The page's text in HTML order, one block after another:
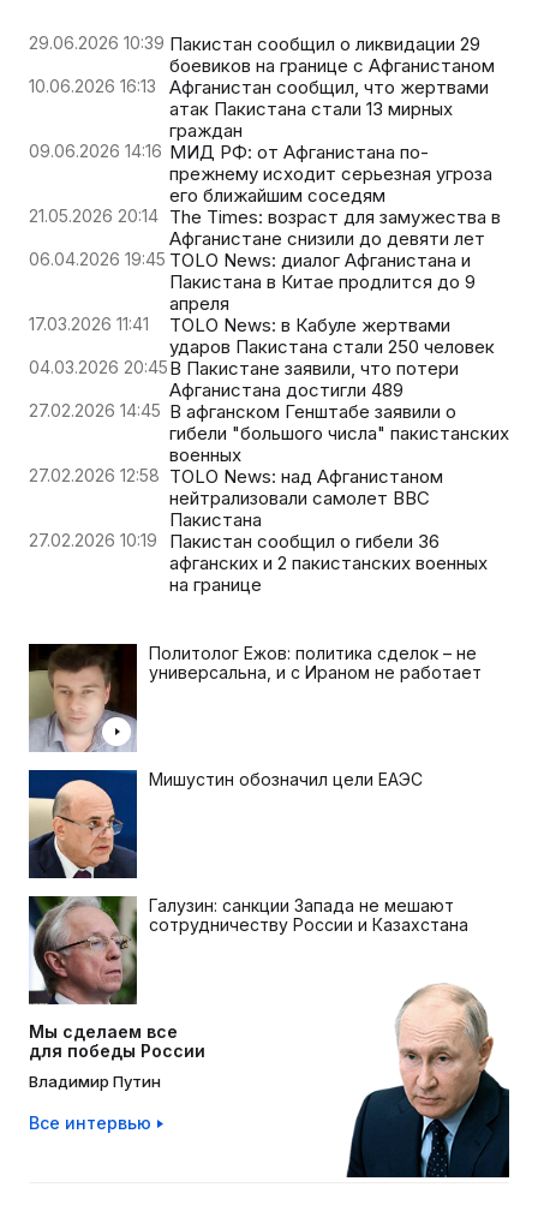
29.06.2026 10:39 Пакистан сообщил о ликвидации 29
боевиков на границе с Афганистаном
10.06.2026 16:13
Афганистан сообщил, что жертвами
атак Пакистана стали 13 мирных
граждан
09.06.2026 14:16 МИД РФ: от Афганистана по-
прежнему исходит серьезная угроза
его ближайшим соседям
21.05.2026 20:14 The Times: возраст для замужества в
Афганистане снизили до девяти лет
06.04.2026 19:45 TOLO News: диалог Афганистана и
Пакистана в Китае продлится до 9
апреля
17.03.2026 11:41
TOLO News: в Кабуле жертвами
ударов Пакистана стали 250 человек
04.03.2026 20:45В Пакистане заявили, что потери
Афганистана достигли 489
27.02.2026 14:45 В афганском Генштабе заявили о
гибели "большого числа" пакистанских
военных
27.02.2026 12:58 TOLO News: над Афганистаном
нейтрализовали самолет ВВС
Пакистана
27.02.2026 10:19
Пакистан сообщил о гибели 36
афганских и 2 пакистанских военных
на границе
Политолог Ежов: политика сделок – не
универсальна, и с Ираном не работает
Мишустин обозначил цели ЕАЭС
Галузин: санкции Запада не мешают
сотрудничеству России и Казахстана
Мы сделаем все
для победы России
Владимир Путин
Все интервью